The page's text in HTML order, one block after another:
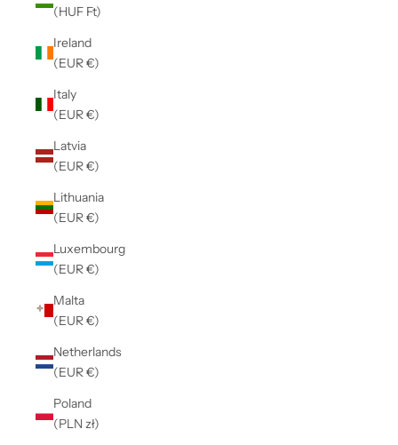
(HUF Ft)
Ireland
(EUR €)
Italy
(EUR €)
Latvia
(EUR €)
Lithuania
(EUR €)
Luxembourg
(EUR €)
Malta
(EUR €)
Netherlands
(EUR €)
Poland
(PLN zł)